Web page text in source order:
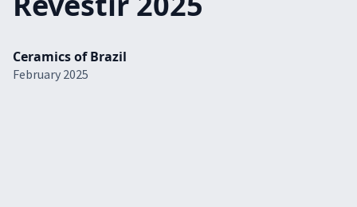
Ceramics of Brazil
February 2025